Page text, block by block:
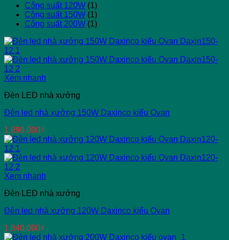
Công suất 120W (1)
Công suất 150W (1)
Công suất 200W (1)
Xem nhanh
Đèn LED nhà xưởng
Đèn led nhà xưởng 150W Daxinco kiểu Ovan
1,890,000₫
Xem nhanh
Đèn LED nhà xưởng
Đèn led nhà xưởng 120W Daxinco kiểu Ovan
1,840,000₫